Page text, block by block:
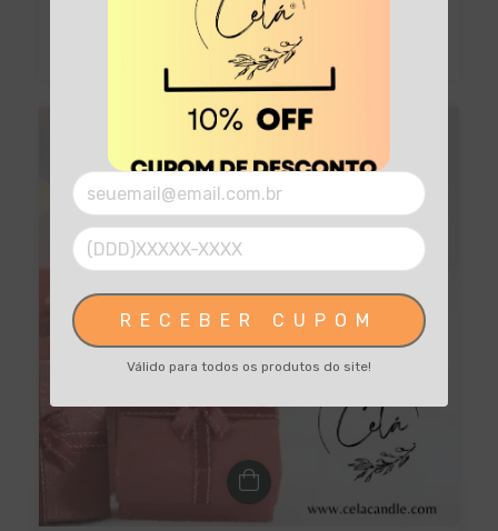
RECEBER CUPOM
Válido para todos os produtos do site!